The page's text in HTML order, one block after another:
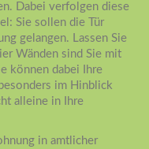
Dabei verfolgen diese
Sie sollen die Tür
gelangen. Lassen Sie
Wänden sind Sie mit
können dabei Ihre
im Hinblick
alleine in Ihre
in amtlicher